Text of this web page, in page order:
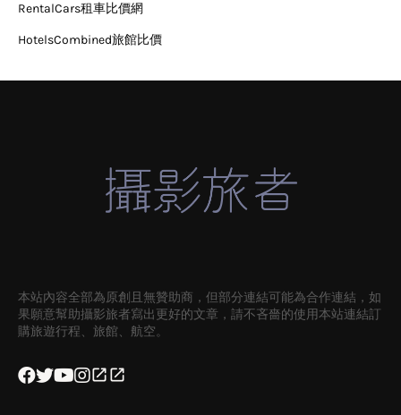
RentalCars租車比價網
HotelsCombined旅館比價
本站內容全部為原創且無贊助商，但部分連結可能為合作連結，如
果願意幫助攝影旅者寫出更好的文章，請不吝嗇的使用本站連結訂
購旅遊行程、旅館、航空。